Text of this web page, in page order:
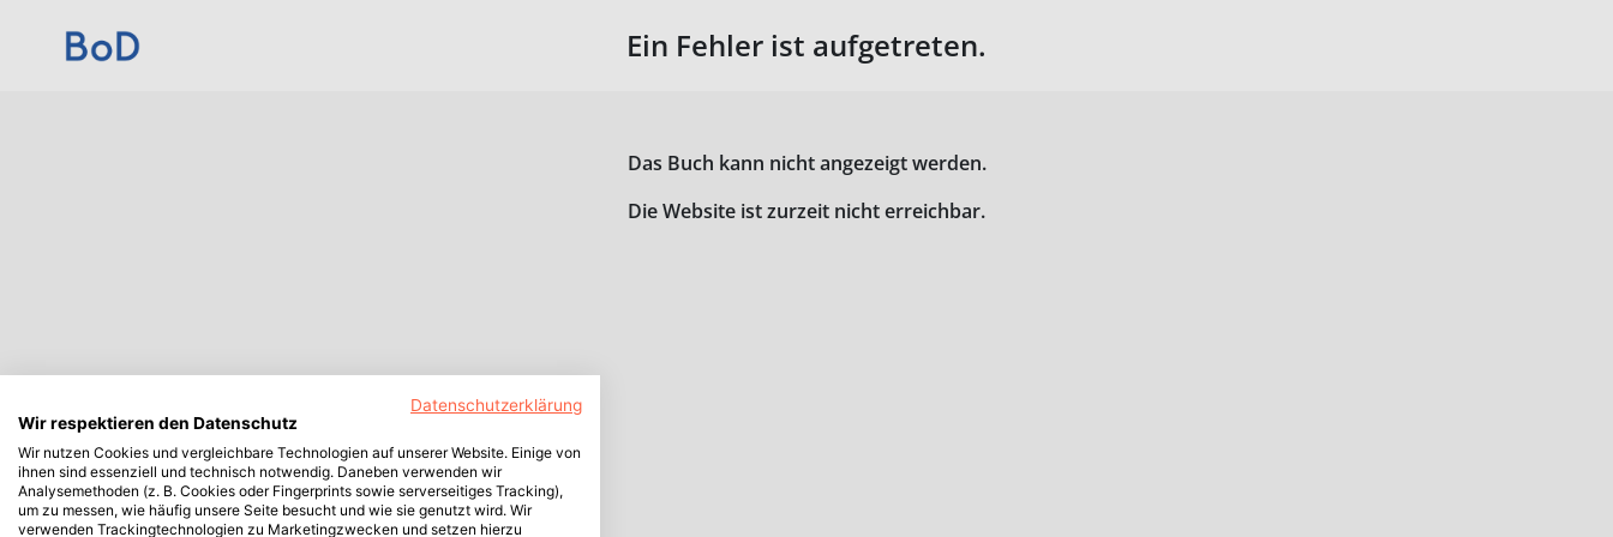
Ein Fehler ist aufgetreten.
Das Buch kann nicht angezeigt werden.
Die Website ist zurzeit nicht erreichbar.
Datenschutzerklärung
Wir respektieren den Datenschutz
Wir nutzen Cookies und vergleichbare Technologien auf unserer Website. Einige von
ihnen sind essenziell und technisch notwendig. Daneben verwenden wir
Analysemethoden (z. B. Cookies oder Fingerprints sowie serverseitiges Tracking),
um zu messen, wie häufig unsere Seite besucht und wie sie genutzt wird. Wir
verwenden Trackingtechnologien zu Marketingzwecken und setzen hierzu